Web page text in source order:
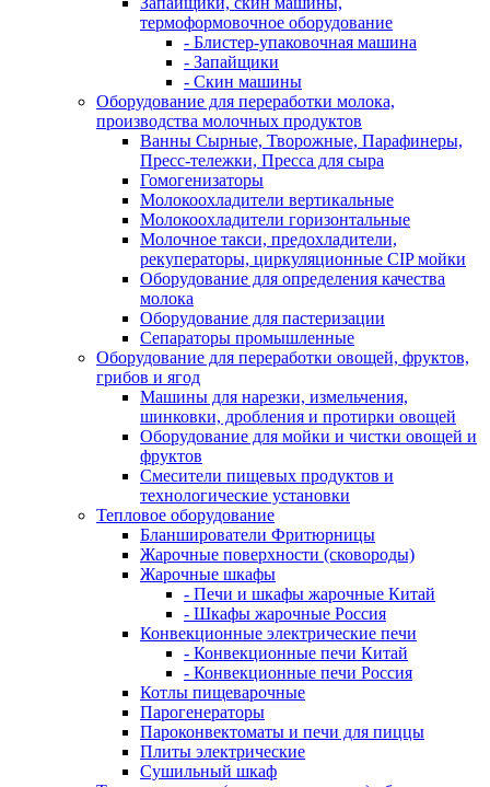
термоформовочное оборудование
- Блистер-упаковочная машина
- Запайщики
- Скин машины
Оборудование для переработки молока,
производства молочных продуктов
Ванны Сырные, Творожные, Парафинеры,
Пресс-тележки, Пресса для сыра
Гомогенизаторы
Молокоохладители вертикальные
Молокоохладители горизонтальные
Молочное такси, предохладители,
рекуператоры, циркуляционные CIP мойки
Оборудование для определения качества
молока
Оборудование для пастеризации
Сепараторы промышленные
Оборудование для переработки овощей, фруктов,
грибов и ягод
Машины для нарезки, измельчения,
шинковки, дробления и протирки овощей
Оборудование для мойки и чистки овощей и
фруктов
Смесители пищевых продуктов и
технологические установки
Тепловое оборудование
Бланширователи Фритюрницы
Жарочные поверхности (сковороды)
Жарочные шкафы
- Печи и шкафы жарочные Китай
- Шкафы жарочные Россия
Конвекционные электрические печи
- Конвекционные печи Китай
- Конвекционные печи Россия
Котлы пищеварочные
Парогенераторы
Пароконвектоматы и печи для пиццы
Плиты электрические
Сушильный шкаф